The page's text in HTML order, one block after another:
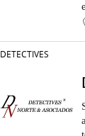
DETECTIVES